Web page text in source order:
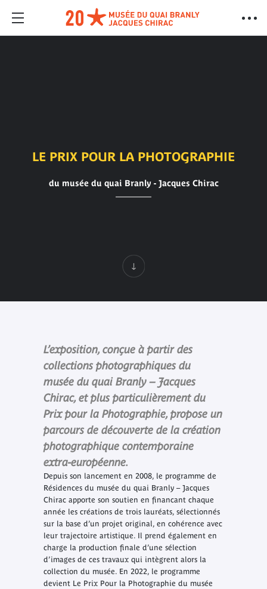
LE PRIX POUR LA PHOTOGRAPHIE
du musée du quai Branly - Jacques Chirac
L’exposition, conçue à partir des
collections photographiques du
musée du quai Branly – Jacques
Chirac, et plus particulièrement du
Prix pour la Photographie, propose un
parcours de découverte de la création
photographique contemporaine
extra-européenne.
Depuis son lancement en 2008, le programme de
Résidences du musée du quai Branly – Jacques
Chirac apporte son soutien en financant chaque
année les créations de trois lauréats, sélectionnés
sur la base d’un projet original, en cohérence avec
leur trajectoire artistique. Il prend également en
charge la production finale d’une sélection
d’images de ces travaux qui intègrent alors la
collection du musée. En 2022, le programme
devient Le Prix Pour la Photographie du musée